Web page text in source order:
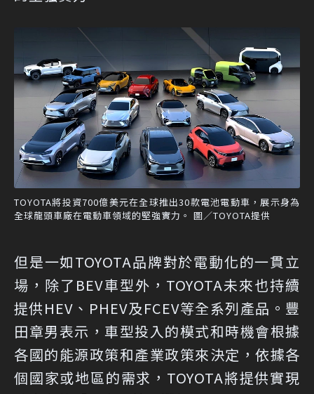
TOYOTA將投資700億美元在全球推出30款電池電動車，展示身為
全球龍頭車廠在電動車領域的堅強實力。 圖／TOYOTA提供
但是一如TOYOTA品牌對於電動化的一貫立
場，除了BEV車型外，TOYOTA未來也持續
提供HEV、PHEV及FCEV等全系列產品。豐
田章男表示，車型投入的模式和時機會根據
各國的能源政策和產業政策來決定，依據各
個國家或地區的需求，TOYOTA將提供實現